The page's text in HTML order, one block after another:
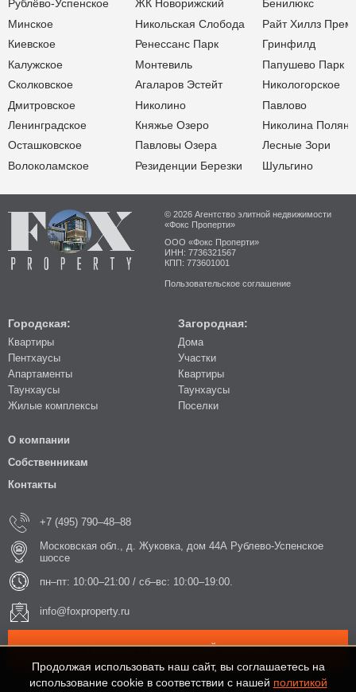
Рублёво-Успенское
Минское
Киевское
Калужское
Сколковское
Дмитровское
Ленинградское
Осташковское
Волоколамское
ЖК Новорижский
Никольская Слобода
Ренессанс Парк
Монтевиль
Агаларов Эстейт
Николино
Княжье Озеро
Павловы Озера
Резиденции Березки
Бенилюкс
Райт Хиллз
Гринфилд
Папушево Парк
Никологорское
Павлово
Николина Поляна
Лесные Зори
Шульгино
© 2026 Агентство элитной недвижимости
«Фокс Проперти»
ООО «Фокс Проперти»
ИНН: 7736321567
КПП: 773601001
Пользовательское соглашение
Городская:
Квартиры
Пентхаусы
Апартаменты
Таунхаусы
Жилые комплексы
Загородная:
Дома
Участки
Квартиры
Таунхаусы
Поселки
О компании
Собственникам
Контакты
+7 (495) 790–48–88
Московская обл., д. Жуковка, дом 44А Рублево-Успенское
шоссе
пн–пт: 10:00–21:00 / сб–вс: 10:00–19:00.
info@foxproperty.ru
ЗАКАЗАТЬ ОБРАТНЫЙ ЗВОНОК
Продолжая использовать наш сайт, вы соглашаетесь на
использование cookie в соответствии с нашей политикой